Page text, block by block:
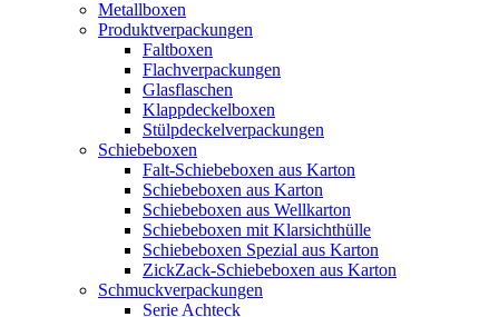
Metallboxen
Produktverpackungen
Faltboxen
Flachverpackungen
Glasflaschen
Klappdeckelboxen
Stülpdeckelverpackungen
Schiebeboxen
Falt-Schiebeboxen aus Karton
Schiebeboxen aus Karton
Schiebeboxen aus Wellkarton
Schiebeboxen mit Klarsichthülle
Schiebeboxen Spezial aus Karton
ZickZack-Schiebeboxen aus Karton
Schmuckverpackungen
Serie Achteck